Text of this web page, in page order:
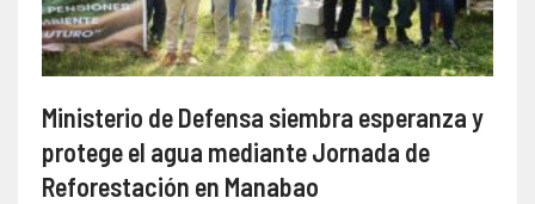
Ministerio de Defensa siembra esperanza y
protege el agua mediante Jornada de
Reforestación en Manabao